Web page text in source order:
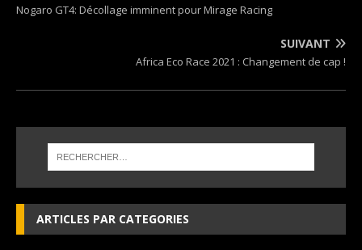
Nogaro GT4: Décollage imminent pour Mirage Racing
SUIVANT
Africa Eco Race 2021 : Changement de cap !
ARTICLES PAR CATEGORIES